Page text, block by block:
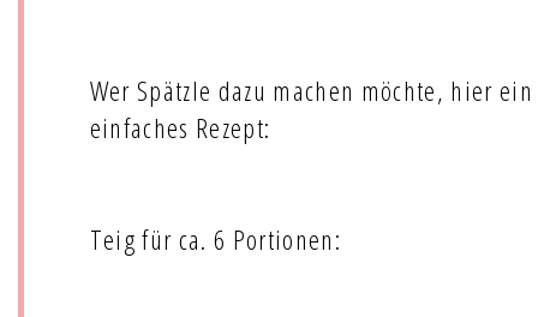
Wer Spätzle dazu machen möchte, hier
einfaches Rezept:
Teig für ca. 6 Portionen: